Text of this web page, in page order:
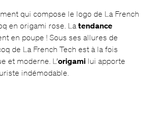
qui compose le logo de La French
en origami rose. La tendance
en poupe ! Sous ses allures de
de La French Tech est à la fois
et moderne. L’origamilui apporte
indémodable.